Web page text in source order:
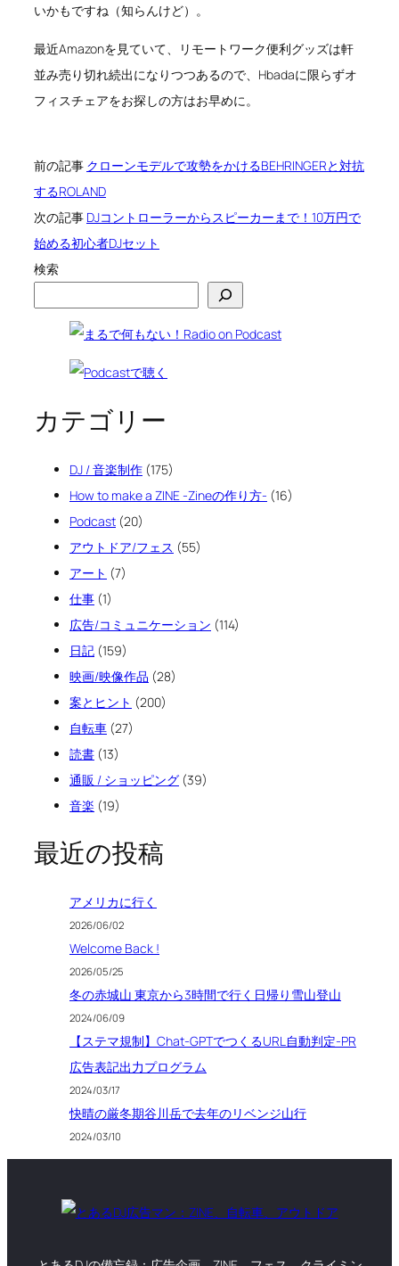
いかもですね（知らんけど）。
最近Amazonを見ていて、リモートワーク便利グッズは軒
並み売り切れ続出になりつつあるので、Hbadaに限らずオ
フィスチェアをお探しの方はお早めに。
前の記事 クローンモデルで攻勢をかけるBEHRINGERと対抗
するROLAND
次の記事 DJコントローラーからスピーカーまで！10万円で
始める初心者DJセット
検索
カテゴリー
DJ / 音楽制作 (175)
How to make a ZINE -Zineの作り方- (16)
Podcast (20)
アウトドア/フェス (55)
アート (7)
仕事 (1)
広告/コミュニケーション (114)
日記 (159)
映画/映像作品 (28)
案とヒント (200)
自転車 (27)
読書 (13)
通販 / ショッピング (39)
音楽 (19)
最近の投稿
アメリカに行く
2026/06/02
Welcome Back !
2026/05/25
冬の赤城山 東京から3時間で行く日帰り雪山登山
2024/06/09
【ステマ規制】Chat-GPTでつくるURL自動判定-PR
広告表記出力プログラム
2024/03/17
快晴の厳冬期谷川岳で去年のリベンジ山行
2024/03/10